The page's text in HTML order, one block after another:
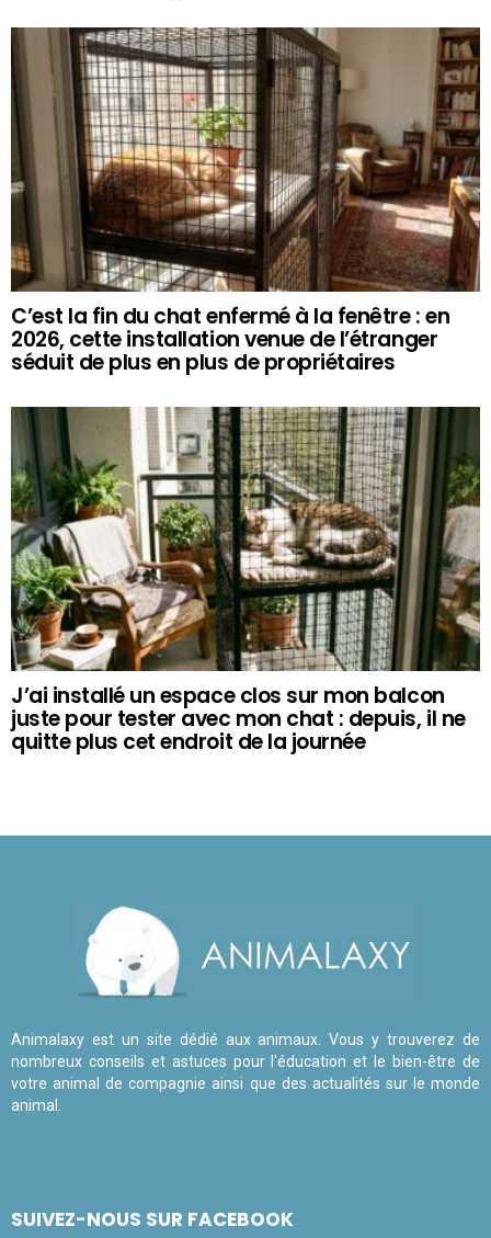
C’est la fin du chat enfermé à la fenêtre : en
2026, cette installation venue de l’étranger
séduit de plus en plus de propriétaires
J’ai installé un espace clos sur mon balcon
juste pour tester avec mon chat : depuis, il ne
quitte plus cet endroit de la journée
Animalaxy est un site dédié aux animaux. Vous y trouverez de
nombreux conseils et astuces pour l'éducation et le bien-être de
votre animal de compagnie ainsi que des actualités sur le monde
animal.
SUIVEZ-NOUS SUR FACEBOOK